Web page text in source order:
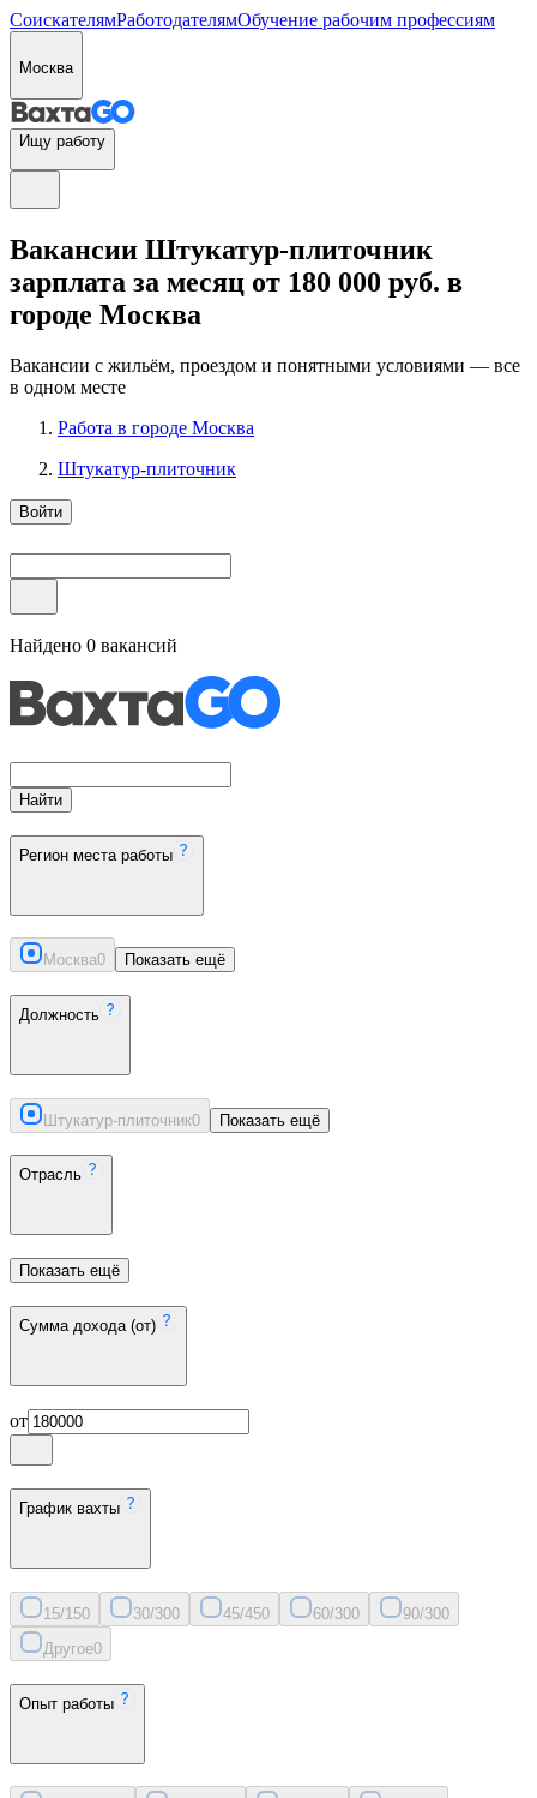
СоискателямРаботодателямОбучение рабочим профессиям
Москва
Ищу работу
Вакансии Штукатур-плиточник
зарплата за месяц от 180 000 руб. в
городе Москва
Вакансии с жильём, проездом и понятными условиями — все
в одном месте
Работа в городе Москва
Штукатур-плиточник
Войти
Найдено 0 вакансий
Найти
Регион места работы
Москва0 Показать ещё
Должность
Штукатур-плиточник0 Показать ещё
Отрасль
Показать ещё
Сумма дохода (от)
от
График вахты
15/150 30/300 45/450 60/300 90/300
Другое0
Опыт работы